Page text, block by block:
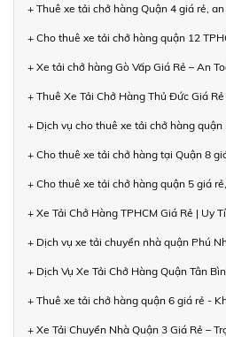
+ Thuê xe tải chở hàng Quận 4 giá rẻ,
+ Cho thuê xe tải chở hàng quận 12
+ Xe tải chở hàng Gò Vấp Giá Rẻ – An
+ Thuê Xe Tải Chở Hàng Thủ Đức Giá
+ Dịch vụ cho thuê xe tải chở hàng
+ Cho thuê xe tải chở hàng tại Quận 8
+ Cho thuê xe tải chở hàng quận 5 giá
+ Xe Tải Chở Hàng TPHCM Giá Rẻ | Uy
+ Dịch vụ xe tải chuyển nhà quận Phú
+ Dịch Vụ Xe Tải Chở Hàng Quận Tân
+ Thuê xe tải chở hàng quận 6 giá rẻ -
+ Xe Tải Chuyển Nhà Quận 3 Giá Rẻ –